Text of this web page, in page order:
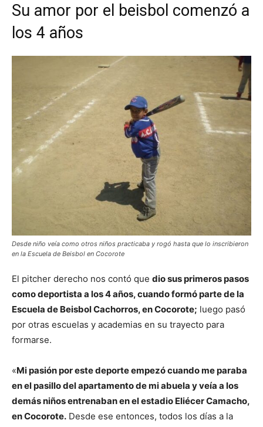
Su amor por el beisbol comenzó a
los 4 años
Desde niño veía como otros niños practicaba y rogó hasta que lo inscribieron
en la Escuela de Beisbol en Cocorote
El pitcher derecho nos contó que dio sus primeros pasos
como deportista a los 4 años, cuando formó parte de la
Escuela de Beisbol Cachorros, en Cocorote; luego pasó
por otras escuelas y academias en su trayecto para
formarse.
«Mi pasión por este deporte empezó cuando me paraba
en el pasillo del apartamento de mi abuela y veía a los
demás niños entrenaban en el estadio Eliécer Camacho,
en Cocorote. Desde ese entonces, todos los días a la